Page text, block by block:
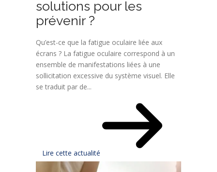
solutions pour les
prévenir ?
Qu’est-ce que la fatigue oculaire liée aux
écrans ? La fatigue oculaire correspond à un
ensemble de manifestations liées à une
sollicitation excessive du système visuel. Elle
se traduit par de...
Lire cette actualité